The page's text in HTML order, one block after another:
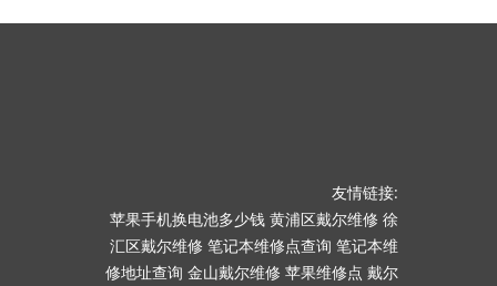
友情链接:
苹果手机换电池多少钱 黄浦区戴尔维修 徐
汇区戴尔维修 笔记本维修点查询 笔记本维
修地址查询 金山戴尔维修 苹果维修点 戴尔